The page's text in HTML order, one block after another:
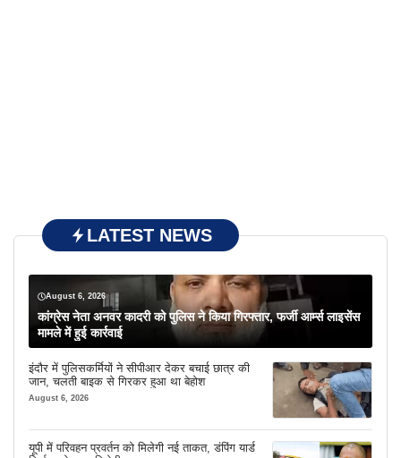
LATEST NEWS
August 6, 2026
कांग्रेस नेता अनवर कादरी को पुलिस ने किया गिरफ्तार, फर्जी आर्म्स लाइसेंस
मामले में हुई कार्रवाई
इंदौर में पुलिसकर्मियों ने सीपीआर देकर बचाई छात्र की
जान, चलती बाइक से गिरकर हुआ था बेहोश
August 6, 2026
यूपी में परिवहन प्रवर्तन को मिलेगी नई ताकत, डंपिंग यार्ड